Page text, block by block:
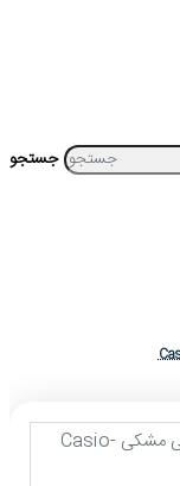
جستجو